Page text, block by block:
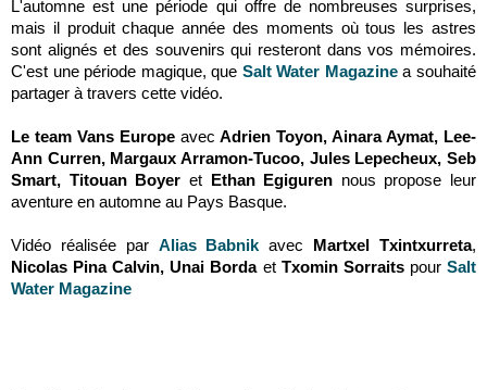
L'automne est une période qui offre de nombreuses surprises,
mais il produit chaque année des moments où tous les astres
sont alignés et des souvenirs qui resteront dans vos mémoires.
C'est une période magique, que Salt Water Magazinea souhaité
partager à travers cette vidéo.
Le team Vans Europe avecAdrien Toyon, Ainara Aymat, Lee-
Ann Curren, Margaux Arramon-Tucoo, Jules Lepecheux, Seb
Smart, Titouan Boyer et Ethan Egiguren nous propose leur
aventure en automne au Pays Basque.
Vidéo réalisée par Alias Babnik avec Martxel Txintxurreta,
Nicolas Pina Calvin, Unai BordaetTxomin SorraitspourSalt
Water Magazine